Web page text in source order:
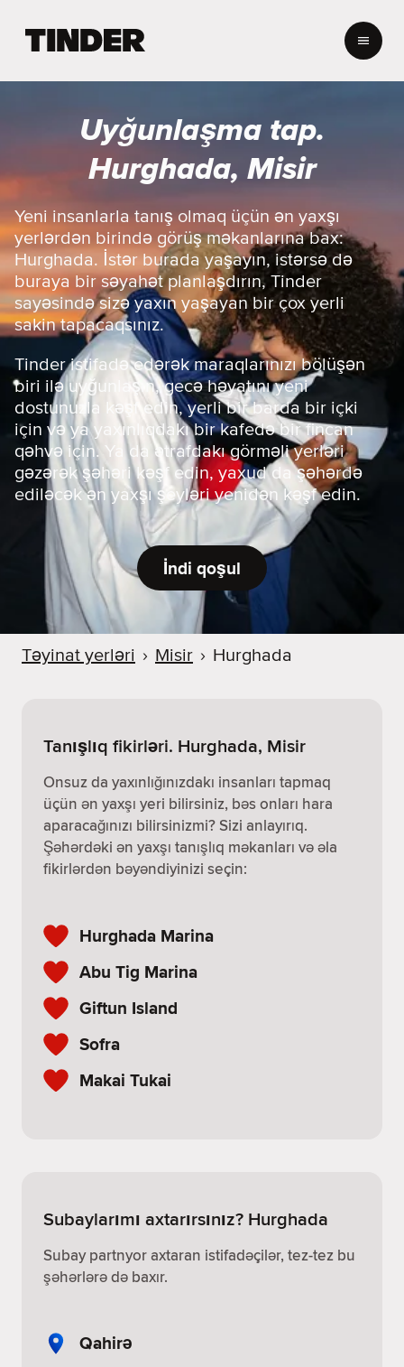
r
o
m
e
Uyğunlaşma tap.
Hurghada, Misir
Yeni insanlarla tanış olmaq üçün ən yaxşı
yerlərdən birində görüş məkanlarına bax:
Hurghada. İstər burada yaşayın, istərsə də
buraya bir səyahət planlaşdırın, Tinder
sayəsində sizə yaxın yaşayan bir çox yerli
sakin tapacaqsınız.
Tinder istifadə edərək maraqlarınızı bölüşən
biri ilə uyğunlaşın, gecə həyatını yeni
dostunuzla kəşf edin, yerli bir barda bir içki
için və ya yaxınlıqdakı bir kafedə bir fincan
qəhvə için. Ya da ətrafdakı görməli yerləri
gəzərək şəhəri kəşf edin, yaxud da şəhərdə
ediləcək ən yaxşı şeyləri yenidən kəşf edin.
İndi qoşul
Təyinat yerləri › Misir › Hurghada
Tanışlıq fikirləri. Hurghada, Misir
Onsuz da yaxınlığınızdakı insanları tapmaq
üçün ən yaxşı yeri bilirsiniz, bəs onları hara
aparacağınızı bilirsinizmi? Sizi anlayırıq.
Şəhərdəki ən yaxşı tanışlıq məkanları və əla
fikirlərdən bəyəndiyinizi seçin:
Hurghada Marina
Abu Tig Marina
Giftun Island
Sofra
Makai Tukai
Subaylarımı axtarırsınız? Hurghada
Subay partnyor axtaran istifadəçilər, tez-tez bu
şəhərlərə də baxır.
Qahirə